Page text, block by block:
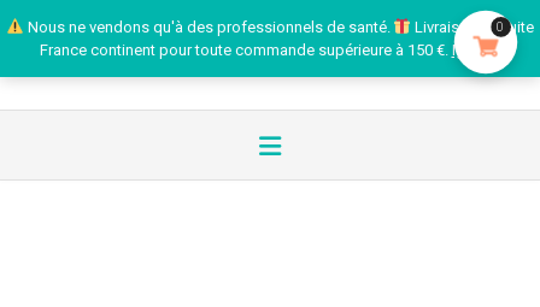
Nous ne vendons qu'à des professionnels de santé.
Livraison gratuite
France continent pour toute commande supérieure à 150 €. Ignorer
0